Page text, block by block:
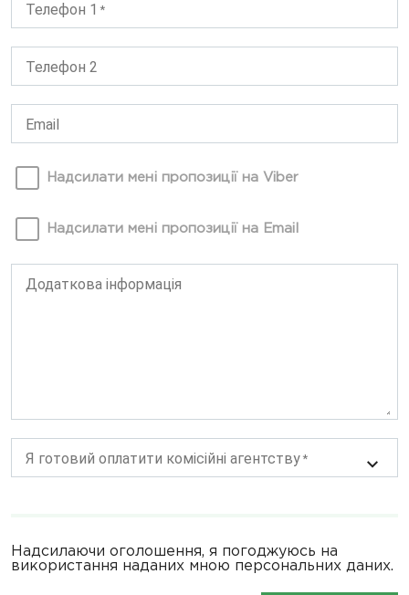
Телефон 1
Телефон 2
Email
Надсилати мені пропозиції на Viber
Надсилати мені пропозиції на Email
Додаткова інформація
Я готовий оплатити комісійні агентству
Надсилаючи оголошення, я погоджуюсь на
використання наданих мною персональних даних.